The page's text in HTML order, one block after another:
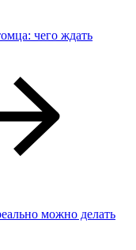
чего ждать
можно делать